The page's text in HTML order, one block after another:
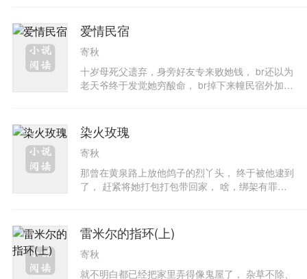
贵！ 可就算阿母将她说得像镀了金， 结局还不是
赚了人家一顿免费大餐， 而长期饭票就谢谢搁再联
络啦！ 谁知他头壳坏掉的居然说要和她交往， 吓
得她包袱收收逃到“爱情民宿”避难， 他这帅哥跟屁
虫竟也请假的追她到底， 被死要钱的民宿老板荼毒
不够， 还被他紧追不放，害她妥协的答应交往，
爱情民宿
寄秋
十岁母死父遗弃，身旁好友专来败她钱， br还以为
老天爷终于发觉她穷酸命， br掉下来幢民宿外加帅
米虫房客不能赶， br想吃山珍海味，就请自个上山
下海抓； br帅哥开口求她追，她就勉为其难追追
看， br谈场小恋爱展现她也有当女人的实力， br
约会要他来民宿当苦力挖温泉， br她可没钱送花送
果请他吃大餐， br遇到混混来挡路不用他这现代大
侠救， br她自己就是战车一部无人可挡， br咦，
染火玫瑰
寄秋
那曾在黄泉路上放他鸽子的烈丫头， 终于被他逮到
了， 赶紧将她打包打包带回家， 啥，绑架有罪？
害他差点成了戒律院中的吃斋和尚， 嗯，既然她是
专门替人讨债的， 不如他也填张申请表， 内容就
请她快快来还那笔债……
雷米尔的指环(上)
寄秋
就不明白都已经把家里弄得像鬼屋了， 杂草不除、